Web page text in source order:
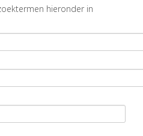
hieronder in